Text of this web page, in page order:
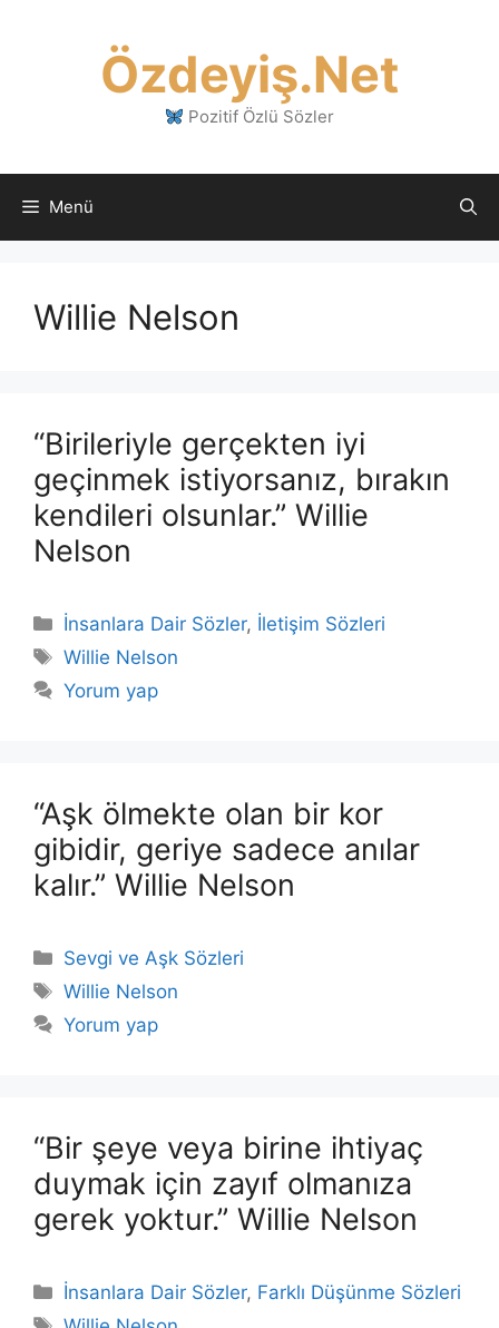
Özdeyiş.Net
Pozitif Özlü Sözler
Menü
Willie Nelson
“Birileriyle gerçekten iyi
geçinmek istiyorsanız, bırakın
kendileri olsunlar.” Willie
Nelson
Kategoriler
İnsanlara Dair Sözler, İletişim Sözleri
Etiketler
Willie Nelson
Yorum yap
“Aşk ölmekte olan bir kor
gibidir, geriye sadece anılar
kalır.” Willie Nelson
Kategoriler
Sevgi ve Aşk Sözleri
Etiketler
Willie Nelson
Yorum yap
“Bir şeye veya birine ihtiyaç
duymak için zayıf olmanıza
gerek yoktur.” Willie Nelson
Kategoriler
İnsanlara Dair Sözler, Farklı Düşünme Sözleri
Etiketler